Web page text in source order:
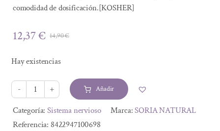
comodidad de dosificación.[KOSHER]
14,90€El
era:
14,90 €.
12,37€
El
es:
12,37 €.
Hay existencias
CAPS.
29C
SEDANER
Añadir
Alternative:
Categoría:Sistema nervioso Marca:SORIA NATURAL
Referencia: 8422947100698